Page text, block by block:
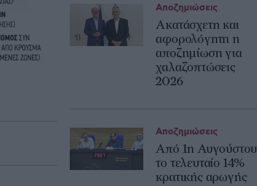
Ακατάσχετη και
αφορολόγητη η
αποζημίωση για
χαλαζοπτώσεις
2026
Αποζημιώσεις
Από 1η Αυγούστου
το τελευταίο 14%
κρατικής αρωγής
Αποζημιώσεις